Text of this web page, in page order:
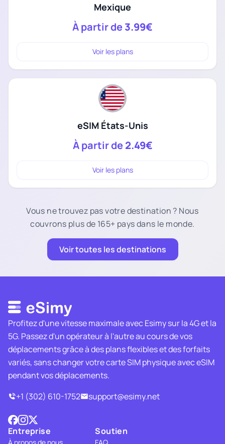
Mexique
À partir de3.99€
Voir les plans
eSIM États-Unis
À partir de2.49€
Voir les plans
Vous ne trouvez pas votre destination ? Nous
couvrons plus de 165+ pays dans le monde.
Voir toutes les destinations
Profitez d'une vitesse maximale avec Esimy sur la 4G et la
5G. Passez d'un opérateur à l'autre au cours de vos
déplacements grâce à des plans flexibles et des forfaits
variés, sans changer votre carte SIM physique avec eSIM
pendant vos déplacements.
+1 (302) 610-1752
support@esimy.net
Entreprise
À propos de nous
Soutien
FAQ